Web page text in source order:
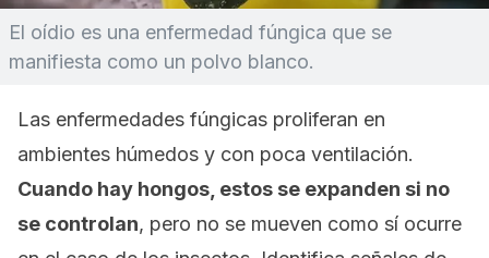
El oídio es una enfermedad fúngica que se
manifiesta como un polvo blanco.
Las enfermedades fúngicas proliferan en
ambientes húmedos y con poca ventilación.
Cuando hay hongos, estos se expanden si no
se controlan, pero no se mueven como sí ocurre